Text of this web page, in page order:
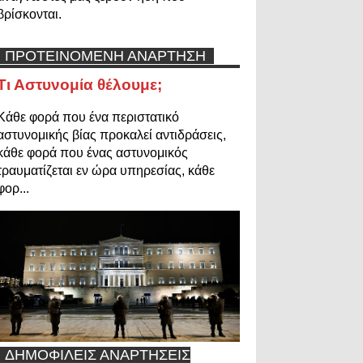
ΠΡΟΤΕΙΝΟΜΕΝΗ ΑΝΑΡΤΗΣΗ
Αστυνομία θέλουμε;
φορά που ένα περιστατικό
βίας προκαλεί αντιδράσεις,
φορά που ένας αστυνομικός
εν ώρα υπηρεσίας, κάθε
ΔΗΜΟΦΙΛΕΙΣ ΑΝΑΡΤΗΣΕΙΣ